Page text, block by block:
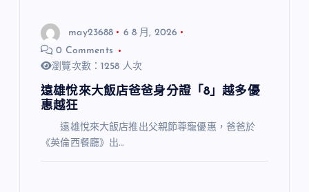
may23688
6 8 月, 2026
0 Comments
瀏覽次數：1258 人次
遠雄悅來大飯店爸爸身分證「8」越多優
惠越狂
遠雄悅來大飯店推出父親節尊寵優惠，爸爸於
《英倫西餐廳》出…